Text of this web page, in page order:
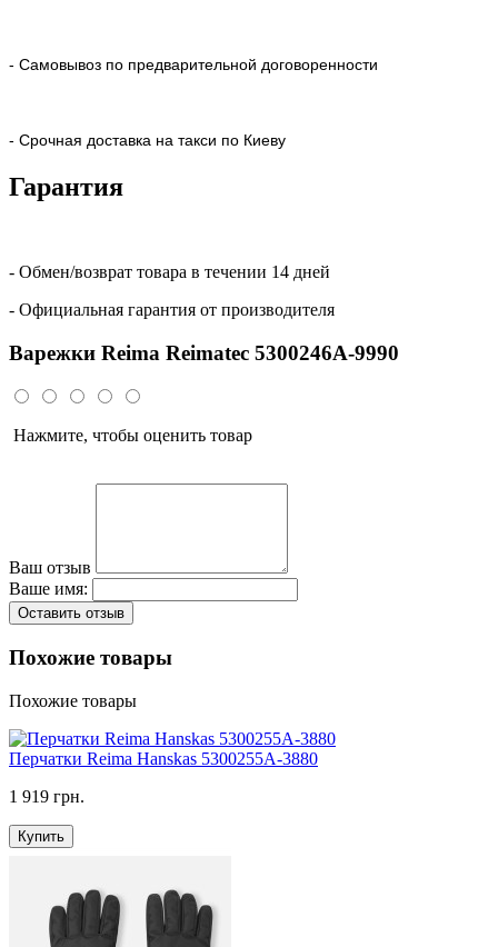
- Самовывоз по предварительной договоренности
- Срочная доставка на такси по Киеву
Гарантия
- Обмен/возврат товара в течении 14 дней
- Официальная гарантия от производителя
Варежки Reima Reimatec 5300246A-9990
Нажмите, чтобы оценить товар
Ваш отзыв
Ваше имя:
Оставить отзыв
Похожие товары
Похожие товары
Перчатки Reima Hanskas 5300255A-3880
1 919 грн.
Купить